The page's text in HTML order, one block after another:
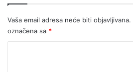
Vaša email adresa neće biti objavljivana.
označena sa *